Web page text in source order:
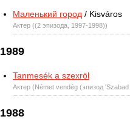
Маленький город / Kisváros
Актер ((2 эпизода, 1997-1998))
1989
Tanmesék a szexröl
Актер (Német vendég (эпизод
1988